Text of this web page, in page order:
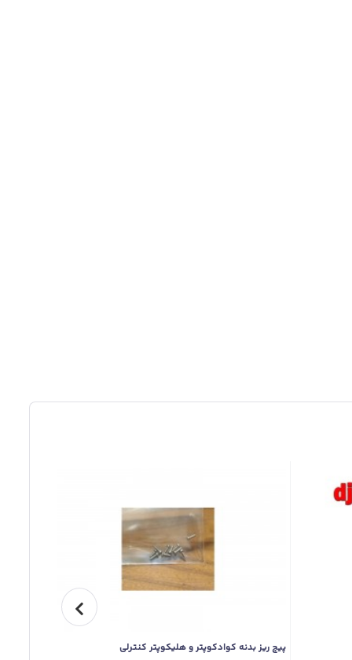
پیچ ریز بدنه کوادکوپتر و هلیکوپتر کنترلی